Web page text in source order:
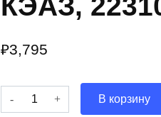
₽3,795
Количество
Выключатель
В корзину